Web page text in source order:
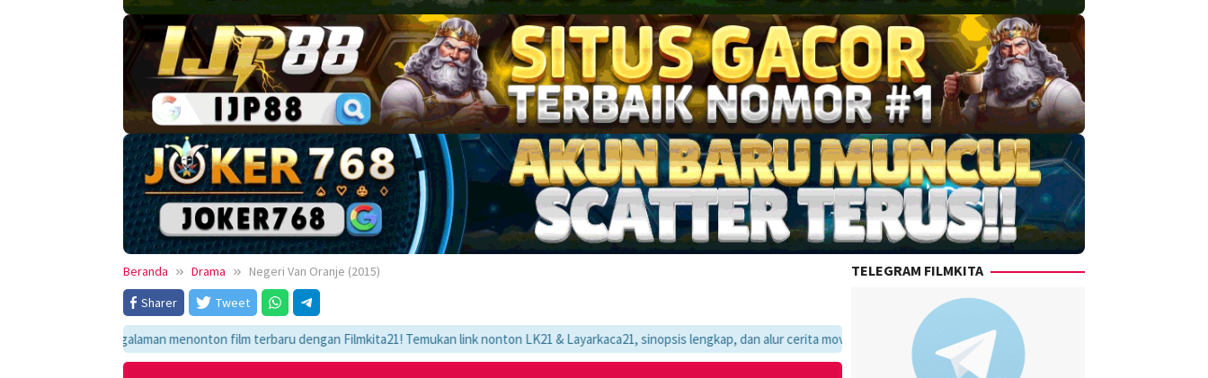
Beranda Drama
Negeri Van Oranje (2015)
Sharer
Tweet
pengalaman menonton film terbaru dengan Filmkita21! Temukan link nonton LK21 & Layarkaca21, sinopsis lengkap, dan alur cerita movie favoritmu dalam satu tempat yang praktis dan update setiap hari.
TELEGRAM FILMKITA